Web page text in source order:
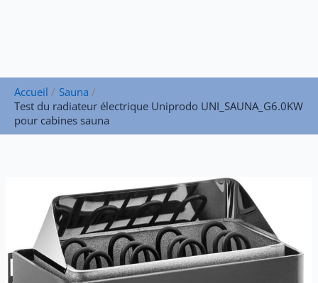
Accueil
Sauna
Test du radiateur électrique Uniprodo UNI_SAUNA_G6.0KW
pour cabines sauna